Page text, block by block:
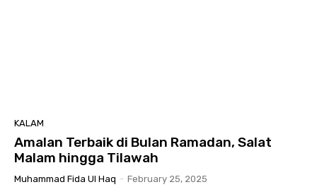
KALAM
Amalan Terbaik di Bulan Ramadan, Salat
Malam hingga Tilawah
Muhammad Fida Ul Haq - February 25, 2025